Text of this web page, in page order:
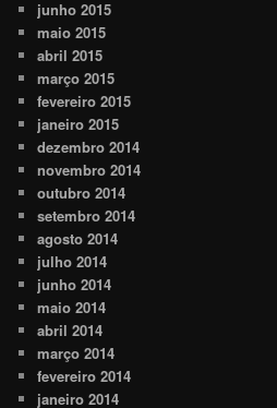
junho 2015
maio 2015
abril 2015
março 2015
fevereiro 2015
janeiro 2015
dezembro 2014
novembro 2014
outubro 2014
setembro 2014
agosto 2014
julho 2014
junho 2014
maio 2014
abril 2014
março 2014
fevereiro 2014
janeiro 2014